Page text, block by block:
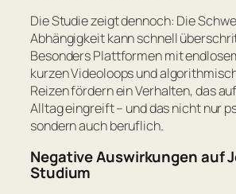
Die Studie zeigt dennoch: Die
Abhängigkeit kann schnell
Besonders Plattformen mit
kurzen Videoloops und
Reizen fördern ein Verhalten, das
Alltag eingreift – und das nicht nur
sondern auch beruflich.
Negative Auswirkungen auf
Studium